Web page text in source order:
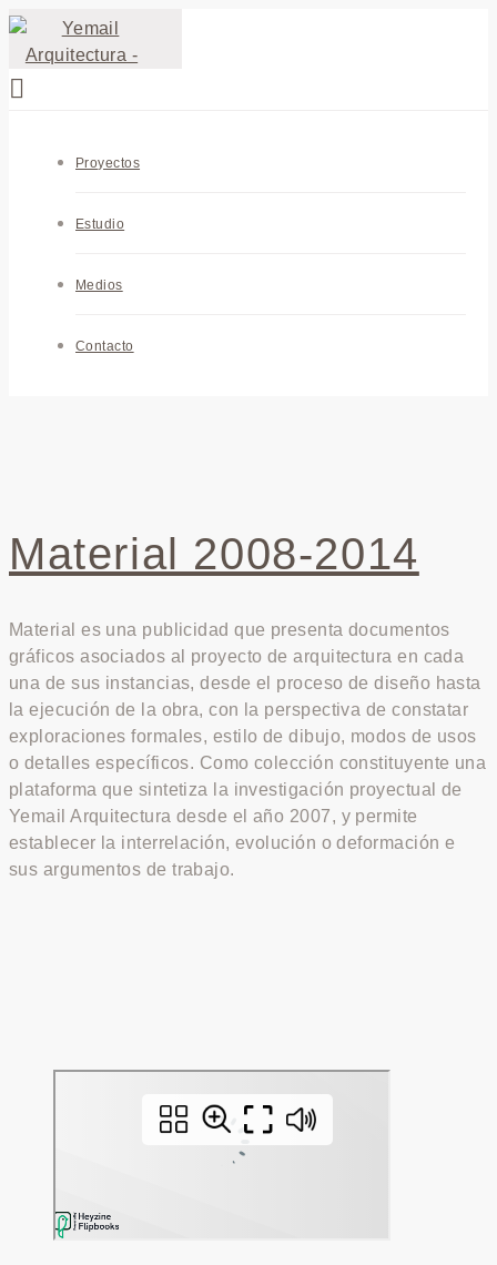
Proyectos
Estudio
Medios
Contacto
Material 2008-2014
Material es una publicidad que presenta documentos
gráficos asociados al proyecto de arquitectura en cada
una de sus instancias, desde el proceso de diseño hasta
la ejecución de la obra, con la perspectiva de constatar
exploraciones formales, estilo de dibujo, modos de usos
o detalles específicos. Como colección constituyente una
plataforma que sintetiza la investigación proyectual de
Yemail Arquitectura desde el año 2007, y permite
establecer la interrelación, evolución o deformación e
sus argumentos de trabajo.